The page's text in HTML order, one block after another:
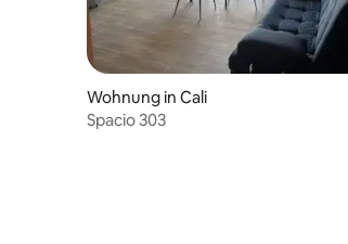
Wohnung in Cali
Spacio 303